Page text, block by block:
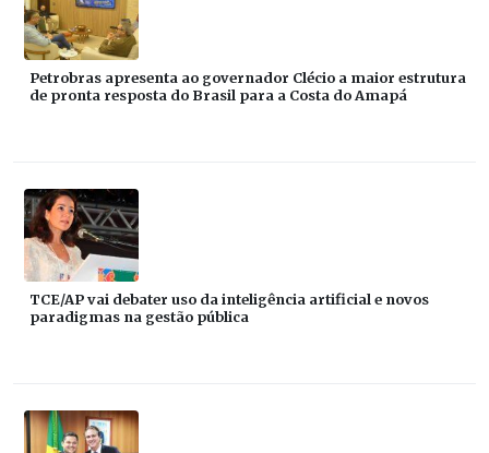
Petrobras apresenta ao governador Clécio a maior estrutura
de pronta resposta do Brasil para a Costa do Amapá
TCE/AP vai debater uso da inteligência artificial e novos
paradigmas na gestão pública